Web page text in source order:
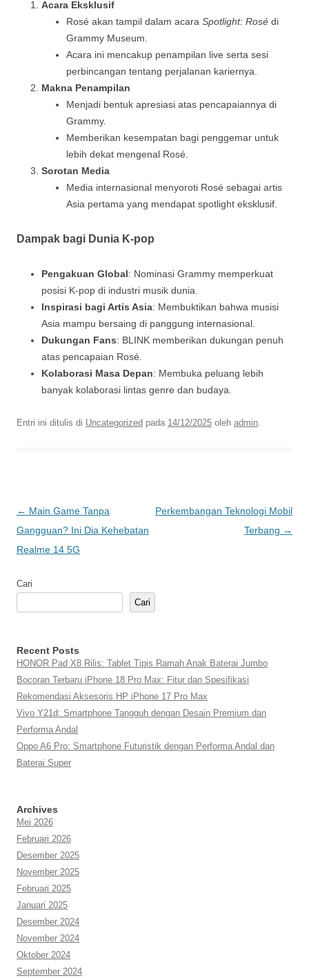
Acara Eksklusif
Rosé akan tampil dalam acara Spotlight: Rosé di
Grammy Museum.
Acara ini mencakup penampilan live serta sesi
perbincangan tentang perjalanan kariernya.
Makna Penampilan
Menjadi bentuk apresiasi atas pencapaiannya di
Grammy.
Memberikan kesempatan bagi penggemar untuk
lebih dekat mengenal Rosé.
Sorotan Media
Media internasional menyoroti Rosé sebagai artis
Asia pertama yang mendapat spotlight eksklusif.
Dampak bagi Dunia K-pop
Pengakuan Global: Nominasi Grammy memperkuat
posisi K-pop di industri musik dunia.
Inspirasi bagi Artis Asia: Membuktikan bahwa musisi
Asia mampu bersaing di panggung internasional.
Dukungan Fans: BLINK memberikan dukungan penuh
atas pencapaian Rosé.
Kolaborasi Masa Depan: Membuka peluang lebih
banyak kolaborasi lintas genre dan budaya.
Entri ini ditulis di Uncategorized pada 14/12/2025 oleh admin.
Navigasi
Tulisan
← Main Game Tanpa
Gangguan? Ini Dia Kehebatan
Realme 14 5G
Perkembangan Teknologi Mobil
Terbang →
Cari
Cari
Recent Posts
HONOR Pad X8 Rilis: Tablet Tipis Ramah Anak Baterai Jumbo
Bocoran Terbaru iPhone 18 Pro Max: Fitur dan Spesifikasi
Rekomendasi Aksesoris HP iPhone 17 Pro Max
Vivo Y21d: Smartphone Tangguh dengan Desain Premium dan
Performa Andal
Oppo A6 Pro: Smartphone Futuristik dengan Performa Andal dan
Baterai Super
Archives
Mei 2026
Februari 2026
Desember 2025
November 2025
Februari 2025
Januari 2025
Desember 2024
November 2024
Oktober 2024
September 2024